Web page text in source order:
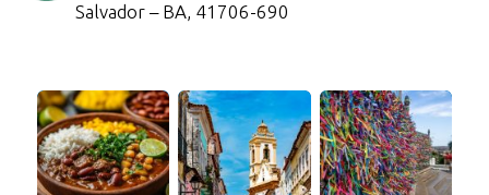
Salvador – BA, 41706-690